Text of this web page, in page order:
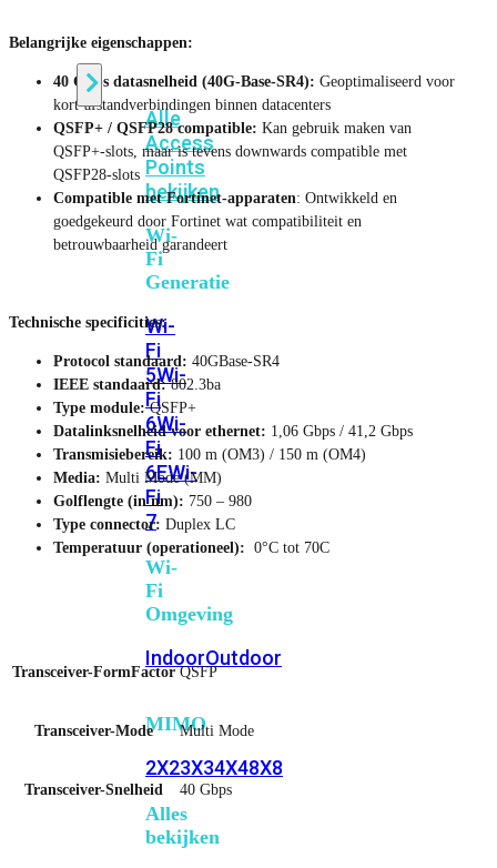
WiFi
Alle
Access
Points
bekijken
Wi-
Fi
Generatie
Wi-
Fi
5Wi-
Fi
6Wi-
Fi
6EWi-
Fi
7
Wi-
Fi
Omgeving
IndoorOutdoor
MIMO
2X23X34X48X8
Alles
bekijken
Belangrijke eigenschappen:
40 Gbps datasnelheid (40G‑Base‑SR4): Geoptimaliseerd voor
kort‑afstandverbindingen binnen datacenters
QSFP+ / QSFP28 compatible: Kan gebruik maken van
QSFP+-slots, maar is tevens downwards compatible met
QSFP28-slots
Compatible met Fortinet-apparaten: Ontwikkeld en
goedgekeurd door Fortinet wat compatibiliteit en
betrouwbaarheid garandeert
Technische specificities:
Protocol standaard: 40GBase-SR4
IEEE standaard:802.3ba
Type module:QSFP+
Datalinksnelheid voor ethernet: 1,06 Gbps / 41,2 Gbps
Transmisiebereik: 100 m (OM3) / 150 m (OM4)
Media: Multi Mode (MM)
Golflengte (in nm): 750 – 980
Type connector: Duplex LC
Temperatuur (operationeel): 0°C tot 70C
Transceiver-FormFactor QSFP
Transceiver-Mode Multi Mode
Transceiver-Snelheid 40 Gbps